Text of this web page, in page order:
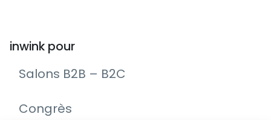
inwink pour
Salons B2B – B2C
Congrès